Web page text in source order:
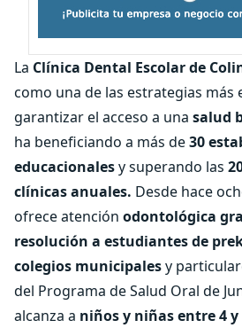
La Clínica Dental Escolar de
como una de las estrategias más
garantizar el acceso a una salud
ha beneficiando a más de30
educacionalesy superando las
clínicas anuales. Desde hace
ofrece atención odontológica
resolución a estudiantes de
colegios municipalesy
del Programa de Salud Oral de
alcanza a niños y niñas entre 4 y